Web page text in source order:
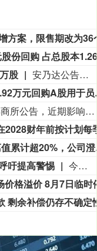
股
安乃达公告，公司董事、副总经理盛晓兰基于对公司未来发展前景的坚定信心与价值认同，于2026年8月5日至6日通过上海证券交易所交易系统以二级市场集中竞价方式增持公司股份15000股，占公司总股本的0.0129%，增持金额为41.21万元。本次增持前盛晓兰未持有公司股份，增持完成后其及一致行动人合计持股1001.5万股，占公司总股本的8.60%。
恒瑞医
郑商所公告，近期影响尿素市场的不确定性因素较多，请各会员单位切实加强投资者教育和风险防范工作，提醒投资者理性参与，合规交易。
博杰股份
吁提高警惕
今年第13号台风“白海豚”6日上午在西北太平洋上向西北方向移动，预计7日白天穿过琉球群岛后移入东海。与此同时，第15号台风“灿鸿”距离日本东京东南方向约2500公里，热带低压“鲸鱼”在菲律宾吕宋岛附近。受到多个台风影响，日本方面6日消息称，日本航空、全日空等航空公司相继取消未来几天共计数百架次航班，受影响旅客超7万人。日本气象厅呼吁冲绳、九州南部等地民众警惕巨浪、暴风以及极端天气引发的次生灾害。（央视新闻）